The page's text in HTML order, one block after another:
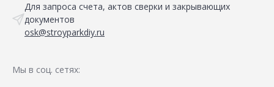
Для запроса счета, актов сверки и закрывающих
документов
osk@stroyparkdiy.ru
Мы в соц. сетях: